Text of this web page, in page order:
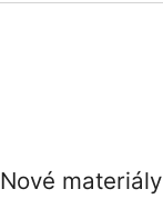
Nové materiály